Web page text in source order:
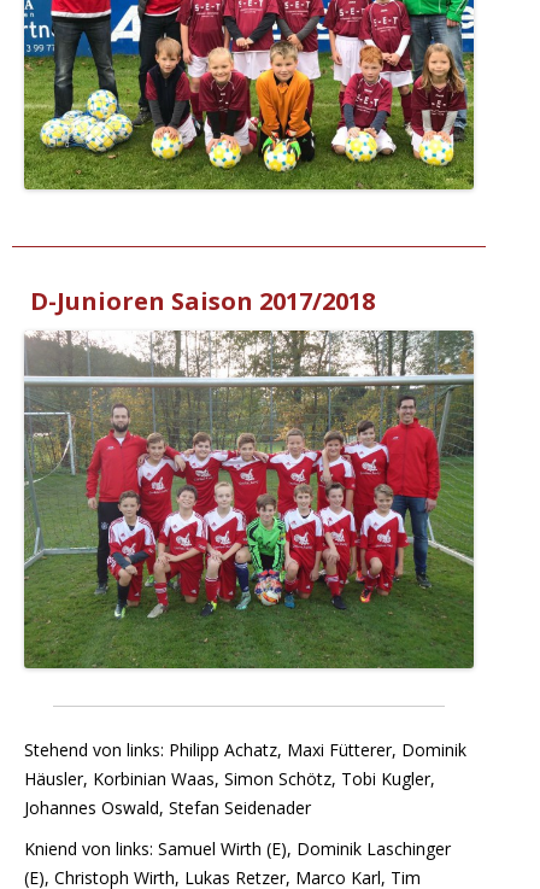
D-Junioren Saison 2017/2018
Stehend von links: Philipp Achatz, Maxi Fütterer, Dominik
Häusler, Korbinian Waas, Simon Schötz, Tobi Kugler,
Johannes Oswald, Stefan Seidenader
Kniend von links: Samuel Wirth (E), Dominik Laschinger
(E), Christoph Wirth, Lukas Retzer, Marco Karl, Tim